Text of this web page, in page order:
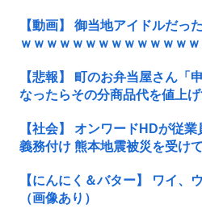
【動画】 御当地アイドルだっ
ｗｗｗｗｗｗｗｗｗｗｗｗｗ
【悲報】 町のお弁当屋さん「
なったらその分商品代を値上げ
【社会】 オンワードHDが従
義務付け 熊本地震被災を受けて
【にんにく＆バター】 ワイ、
（画像あり）